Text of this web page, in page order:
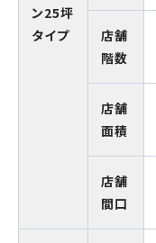
ン25坪
タイプ
店舗
階数
店舗
面積
店舗
間口